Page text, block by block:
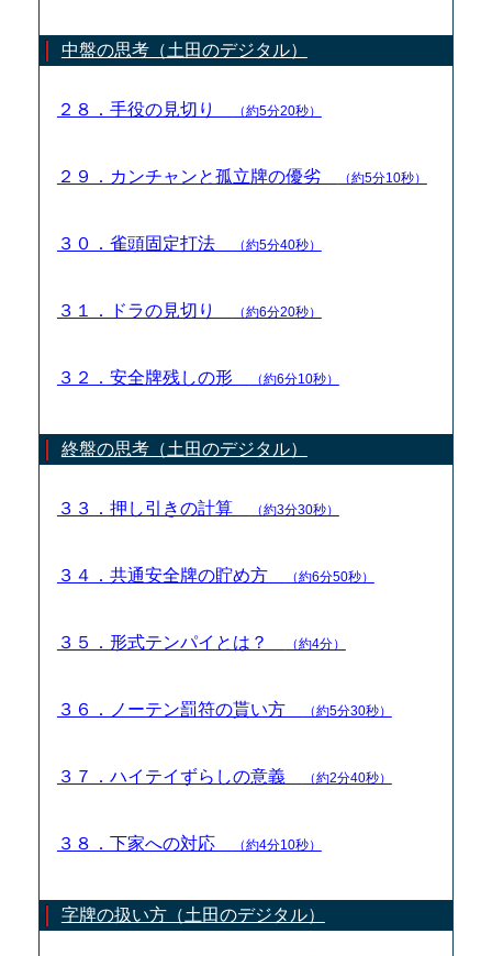
中盤の思考（土田のデジタル）
２８．手役の見切り （約5分20秒）
２９．カンチャンと孤立牌の優劣 （約5分10秒）
３０．雀頭固定打法 （約5分40秒）
３１．ドラの見切り （約6分20秒）
３２．安全牌残しの形 （約6分10秒）
終盤の思考（土田のデジタル）
３３．押し引きの計算 （約3分30秒）
３４．共通安全牌の貯め方 （約6分50秒）
３５．形式テンパイとは？ （約4分）
３６．ノーテン罰符の貰い方 （約5分30秒）
３７．ハイテイずらしの意義 （約2分40秒）
３８．下家への対応 （約4分10秒）
字牌の扱い方（土田のデジタル）